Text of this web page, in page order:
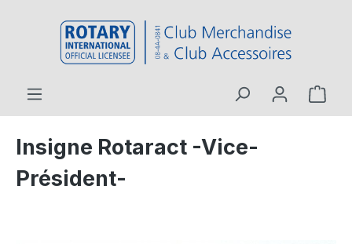
Insigne Rotaract -Vice-
Président-